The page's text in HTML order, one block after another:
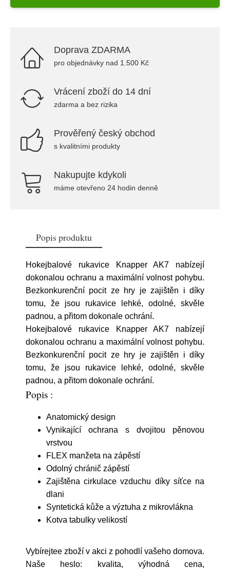
Doprava ZDARMA
pro objednávky nad 1.500 Kč
Vrácení zboží do 14 dní
zdarma a bez rizika
Prověřený český obchod
s kvalitními produkty
Nakupujte kdykoli
máme otevřeno 24 hodin denně
Popis produktu
Hokejbalové rukavice Knapper AK7 nabízejí
dokonalou ochranu a maximální volnost pohybu.
Bezkonkurenční pocit ze hry je zajištěn i díky
tomu, že jsou rukavice lehké, odolné, skvěle
padnou, a přitom dokonale ochrání.
Hokejbalové rukavice Knapper AK7 nabízejí
dokonalou ochranu a maximální volnost pohybu.
Bezkonkurenční pocit ze hry je zajištěn i díky
tomu, že jsou rukavice lehké, odolné, skvěle
padnou, a přitom dokonale ochrání.
Popis :
Anatomický design
Vynikající ochrana s dvojitou pěnovou
vrstvou
FLEX manžeta na zápěstí
Odolný chránič zápěstí
Zajištěna cirkulace vzduchu díky síťce na
dlani
Syntetická kůže a výztuha z mikrovlákna
Kotva tabulky velikostí
Vybírejtee zboží v akci z pohodlí vašeho domova.
Naše heslo: kvalita, výhodná cena,